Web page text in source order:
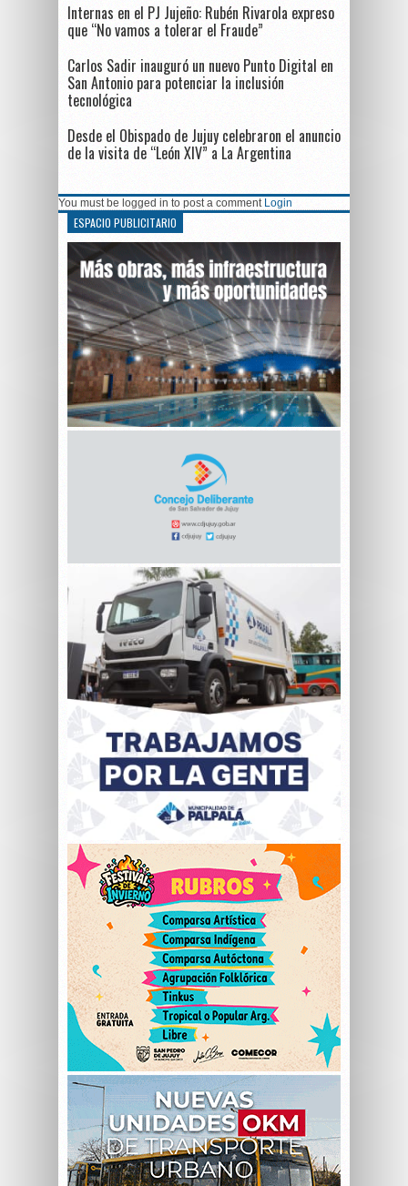
Internas en el PJ Jujeño: Rubén Rivarola expreso
que “No vamos a tolerar el Fraude”
Carlos Sadir inauguró un nuevo Punto Digital en
San Antonio para potenciar la inclusión
tecnológica
Desde el Obispado de Jujuy celebraron el anuncio
de la visita de “León XIV” a La Argentina
You must be logged in to post a comment Login
ESPACIO PUBLICITARIO